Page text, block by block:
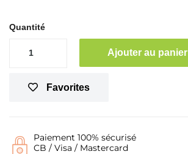
Quantité
Ajouter au panier
Favorites
Paiement 100% sécurisé
CB / Visa / Mastercard